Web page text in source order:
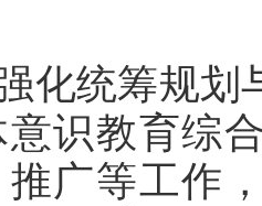
化统筹规划
意识教育综
广等工作